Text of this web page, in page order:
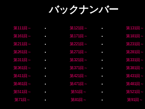
バックナンバー
第111回～ 第121回～
第131回～
第161回～ 第171回～
第181回～
第211回～ 第221回～
第231回～
第261回～ 第271回～
第281回～
第311回～ 第321回～
第331回～
第361回～ 第371回～
第381回～
第411回～ 第421回～
第431回～
第461回～ 第471回～
第481回～
第511回～ 第51回～
第521回～
第71回～ 第81回～ 第91回～